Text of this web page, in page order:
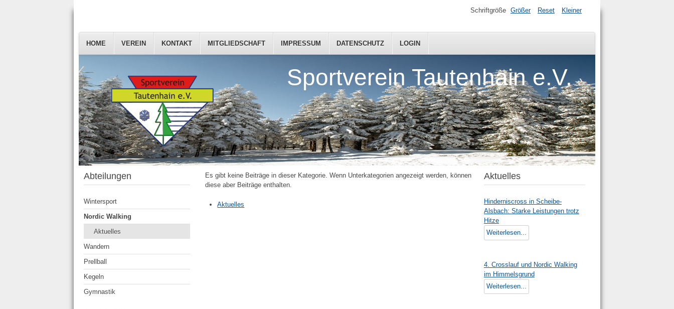
Sportverein Tautenhain e.V.
HOME VEREIN KONTAKT MITGLIEDSCHAFT IMPRESSUM DATENSCHUTZ LOGIN
Schriftgröße Größer Reset Kleiner
Abteilungen
Wintersport
Nordic Walking
Aktuelles
Wandern
Prellball
Kegeln
Gymnastik
Es gibt keine Beiträge in dieser Kategorie. Wenn Unterkategorien angezeigt werden, können
diese aber Beiträge enthalten.
Aktuelles
Aktuelles
Hinderniscross in Scheibe-
Alsbach: Starke Leistungen trotz
Hitze
Weiterlesen...
4. Crosslauf und Nordic Walking
im Himmelsgrund
Weiterlesen...